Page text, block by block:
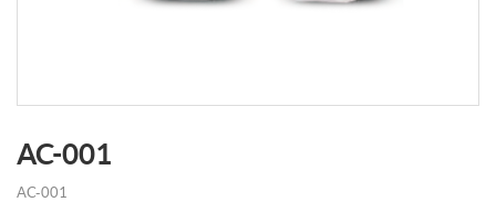
AC-001
AC-001